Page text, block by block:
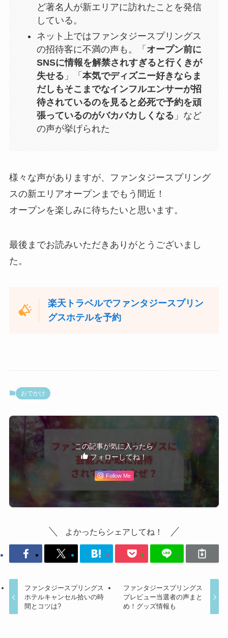
ど著名人が新エリアに訪れたことを発信
している。
ネット上ではファンタジースプリングス
の招待客に不満の声も。「 オープン前に
SNSに情報を解禁されすぎると行くきが
失せる 」「 本気でディズニー好きならま
だしもそこまでなインフルエンサーが招
待されているのを見ると必死で予約を頑
張っているのがバカバカしくなる 」など
の声が挙げられた
様々な声がありますが、ファンタジースプリング
スの新エリアオープンまでもう間近！
オープンを楽しみに待ちたいと思います。
最後までお読みいただきありがとうございまし
た。
楽天トラベルでファンタジースプリン
グスホテルを予約
おでかけ
この記事が気に入ったら
フォローしてね！
Follow Me
よかったらシェアしてね！
ファンタジースプリングス
ホテルキャンセル拾いの時
間とコツは?
ファンタジースプリングス
プレビュー当選者の声まと
め！グッズ情報も